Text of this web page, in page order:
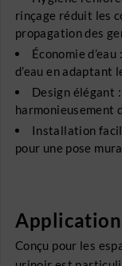
rinçage réduit les
propagation des
Économie
d’eau en adaptant
Design élégant
harmonieusement
Installation
pour une pose
Conçu pour les